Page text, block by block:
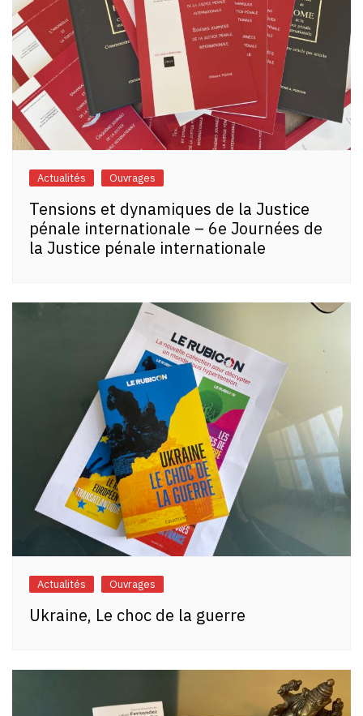
Actualités Ouvrages
Tensions et dynamiques de la Justice
pénale internationale – 6e Journées de
la Justice pénale internationale
Actualités Ouvrages
Ukraine, Le choc de la guerre